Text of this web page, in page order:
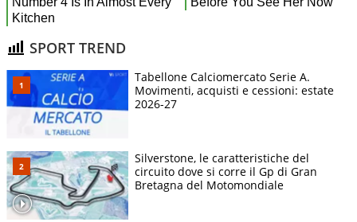
SPORT TREND
Tabellone Calciomercato Serie A.
Movimenti, acquisti e cessioni: estate
2026-27
Silverstone, le caratteristiche del
circuito dove si corre il Gp di Gran
Bretagna del Motomondiale